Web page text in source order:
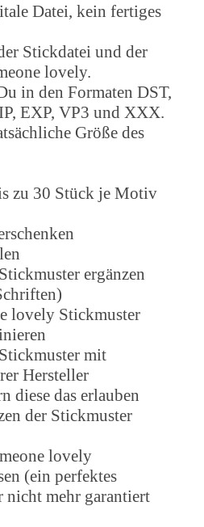
Datei, kein fertiges
Stickdatei und der
lovely.
in den Formaten DST,
EXP, VP3 und XXX.
Größe des
zu 30 Stück je Motiv
ergänzen
lovely Stickmuster
mit
Hersteller
diese das erlauben
der Stickmuster
lovely
(ein perfektes
nicht mehr garantiert